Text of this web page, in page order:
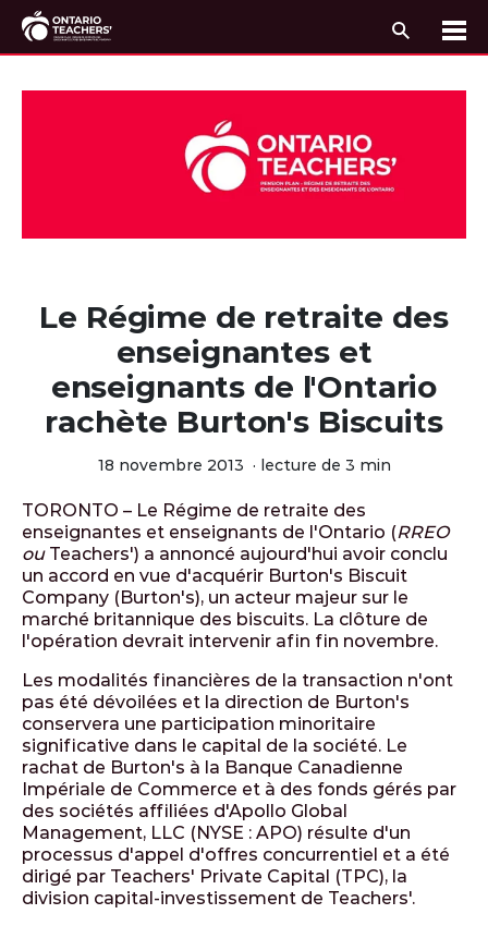
Le Régime de retraite des
enseignantes et
enseignants de l'Ontario
rachète Burton's Biscuits
18 novembre 2013 · lecture de 3 min
TORONTO – Le Régime de retraite des
enseignantes et enseignants de l'Ontario (RREO
ou Teachers') a annoncé aujourd'hui avoir conclu
un accord en vue d'acquérir Burton's Biscuit
Company (Burton's), un acteur majeur sur le
marché britannique des biscuits. La clôture de
l'opération devrait intervenir afin fin novembre.
Les modalités financières de la transaction n'ont
pas été dévoilées et la direction de Burton's
conservera une participation minoritaire
significative dans le capital de la société. Le
rachat de Burton's à la Banque Canadienne
Impériale de Commerce et à des fonds gérés par
des sociétés affiliées d'Apollo Global
Management, LLC (NYSE : APO) résulte d'un
processus d'appel d'offres concurrentiel et a été
dirigé par Teachers' Private Capital (TPC), la
division capital-investissement de Teachers'.